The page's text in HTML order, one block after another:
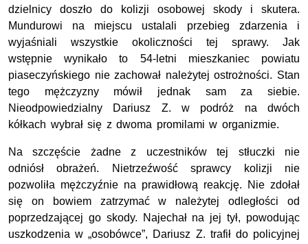
dzielnicy doszło do kolizji osobowej skody i skutera.
Mundurowi na miejscu ustalali przebieg zdarzenia i
wyjaśniali wszystkie okoliczności tej sprawy. Jak
wstępnie wynikało to 54-letni mieszkaniec powiatu
piaseczyńskiego nie zachował należytej ostrożności. Stan
tego mężczyzny mówił jednak sam za siebie.
Nieodpowiedzialny Dariusz Z. w podróż na dwóch
kółkach wybrał się z dwoma promilami w organizmie.
Na szczęście żadne z uczestników tej stłuczki nie
odniósł obrażeń. Nietrzeźwość sprawcy kolizji nie
pozwoliła mężczyźnie na prawidłową reakcję. Nie zdołał
się on bowiem zatrzymać w należytej odległości od
poprzedzającej go skody. Najechał na jej tył, powodując
uszkodzenia w „osobówce”, Dariusz Z. trafił do policyjnej